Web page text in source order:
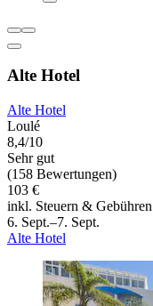
Alte Hotel
Alte Hotel
Loulé
8,4/10
Sehr gut
(158 Bewertungen)
103 €
inkl. Steuern & Gebühren
6. Sept.–7. Sept.
Alte Hotel